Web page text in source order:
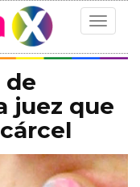
Toggle
de
juez que